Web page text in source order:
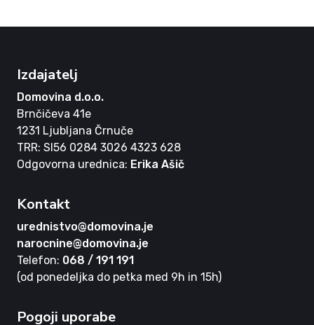
Izdajatelj
Domovina d.o.o.
Brnčičeva 41e
1231 Ljubljana Črnuče
TRR: SI56 0284 3026 4323 628
Odgovorna urednica: Erika Ašič
Kontakt
urednistvo@domovina.je
narocnine@domovina.je
Telefon: 068 / 191 191
(od ponedeljka do petka med 9h in 15h)
Pogoji uporabe